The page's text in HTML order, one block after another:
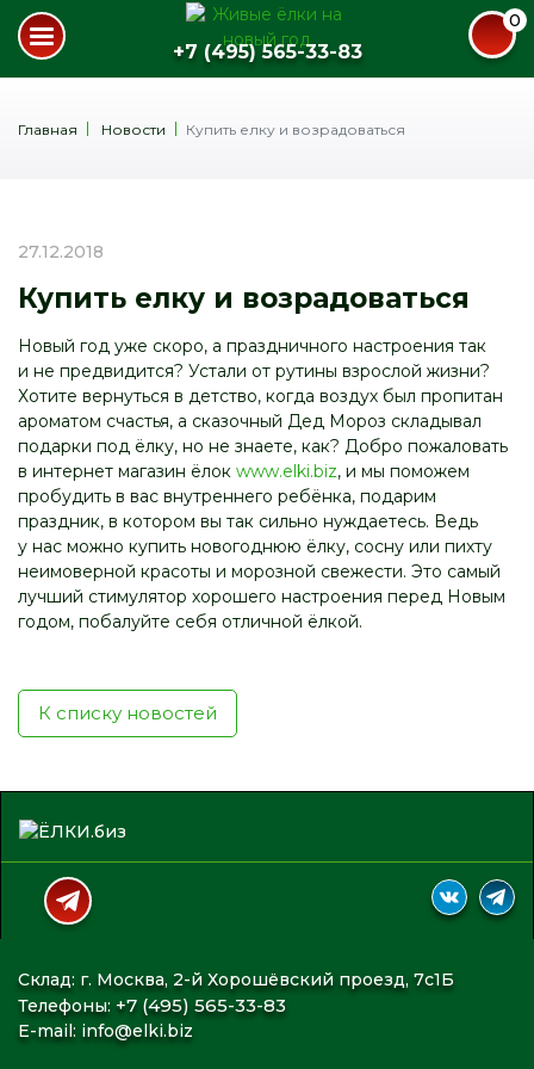
+7 (495) 565-33-83
0
Главная Новости Купить елку и возрадоваться
27.12.2018
Купить елку и возрадоваться
Новый год уже скоро, а праздничного настроения так
и не предвидится? Устали от рутины взрослой жизни?
Хотите вернуться в детство, когда воздух был пропитан
ароматом счастья, а сказочный Дед Мороз складывал
подарки под ёлку, но не знаете, как? Добро пожаловать
в интернет магазин ёлок www.elki.biz, и мы поможем
пробудить в вас внутреннего ребёнка, подарим
праздник, в котором вы так сильно нуждаетесь. Ведь
у нас можно купить новогоднюю ёлку, сосну или пихту
неимоверной красоты и морозной свежести. Это самый
лучший стимулятор хорошего настроения перед Новым
годом, побалуйте себя отличной ёлкой.
К списку новостей
Склад: г. Москва, 2-й Хорошёвский проезд, 7с1Б
Телефоны: +7 (495) 565-33-83
E-mail: info@elki.biz